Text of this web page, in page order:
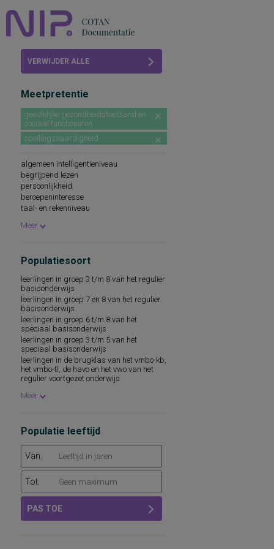
Abonneren
VERWIJDER ALLE
Meetpretentie
geestelijke gezondheidstoestand en
sociaal functioneren
spellingsvaardigheid
algemeen intelligentieniveau
begrijpend lezen
persoonlijkheid
beroepeninteresse
taal- en rekenniveau
persoonlijkheidsaspecten
woordenschat
sociaal-emotioneel functioneren
technische leesvaardigheid
leesvaardigheid
persoonlijkheidsaspecten, aan de
werksituatie gerelateerd
psychopathologie
rekenvaardigheid
sociale redzaamheid
technisch lezen
aandacht en concentratie
algemeen capaciteitenniveau
basisvaardigheden op het gebied van
dyslexie
intellectuele capaciteiten, intelligentie
kwaliteit van leven
leeswoordenschat
persoonlijkheidsdimensies
sociaal-emotioneel functioneren op school
sociale vaardigheden
taalbegrip
Meer
Populatiesoort
leerlingen in groep 3 t/m 8 van het regulier
basisonderwijs
leerlingen in groep 7 en 8 van het regulier
basisonderwijs
leerlingen in groep 6 t/m 8 van het
speciaal basisonderwijs
leerlingen in groep 3 t/m 5 van het
speciaal basisonderwijs
leerlingen in de brugklas van het vmbo-kb,
het vmbo-tl, de havo en het vwo van het
regulier voortgezet onderwijs
basisonderwijs
leerlingen in groep 7 en 8 van het speciaal
basisonderwijs
volwassen verstandelijke gehandicapten
Meer
Populatie leeftijd
Van:
Tot:
PAS TOE